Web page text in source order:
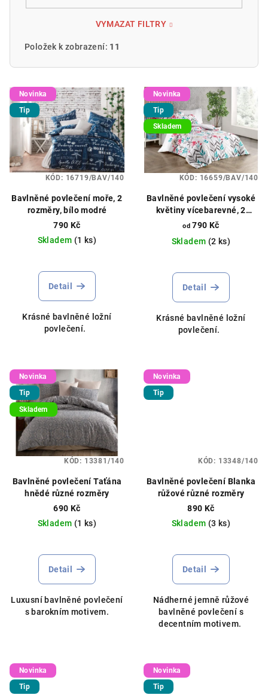
VYMAZAT FILTRY
Položek k zobrazení: 11
V
ý
p
s
p
o
Novinka
Tip
Bavlněné povlečení moře, 2
rozměry, bílo modré
790 Kč
Skladem (1 ks)
Detail
Krásné bavlněné ložní
povlečení.
KÓD: 16719/BAV/140
Novinka
Tip
Skladem
Bavlněné povlečení vysoké
květiny vícebarevné, 2
rozměry
od 790 Kč
Skladem (2 ks)
Detail
Krásné bavlněné ložní
povlečení.
KÓD: 16659/BAV/140
Novinka
Tip
Skladem
Bavlněné povlečení Taťána
hnědé různé rozměry
690 Kč
Skladem (1 ks)
Detail
Luxusní bavlněné povlečení
s barokním motivem.
KÓD: 13381/140
Novinka
Tip
Bavlněné povlečení Blanka
růžové různé rozměry
890 Kč
Skladem (3 ks)
Detail
Nádherné jemně růžové
bavlněné povlečení s
decentním motivem.
KÓD: 13348/140
Novinka
Tip
Novinka
Tip